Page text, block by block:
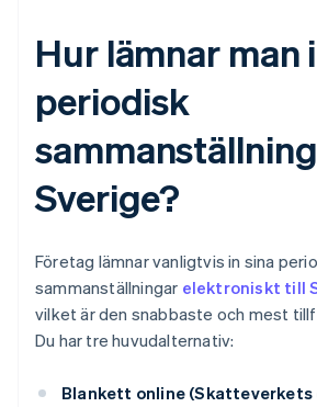
Hur lämnar man
periodisk
Sverige?
Företag lämnar vanligtvis in sina
sammanställningar elektroniskt till
vilket är den snabbaste och mest
Du har tre huvudalternativ:
Blankett online